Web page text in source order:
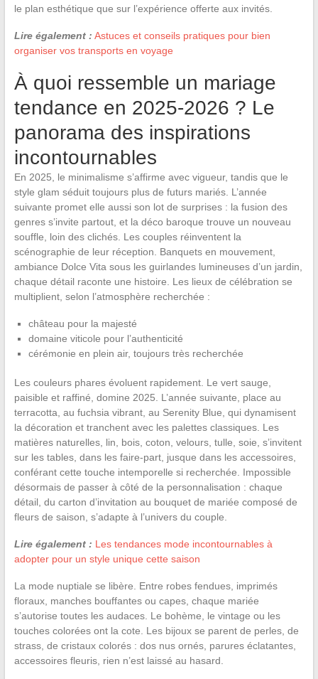
le plan esthétique que sur l’expérience offerte aux invités.
Lire également : Astuces et conseils pratiques pour bien
organiser vos transports en voyage
À quoi ressemble un mariage
tendance en 2025-2026 ? Le
panorama des inspirations
incontournables
En 2025, le minimalisme s’affirme avec vigueur, tandis que le
style glam séduit toujours plus de futurs mariés. L’année
suivante promet elle aussi son lot de surprises : la fusion des
genres s’invite partout, et la déco baroque trouve un nouveau
souffle, loin des clichés. Les couples réinventent la
scénographie de leur réception. Banquets en mouvement,
ambiance Dolce Vita sous les guirlandes lumineuses d’un jardin,
chaque détail raconte une histoire. Les lieux de célébration se
multiplient, selon l’atmosphère recherchée :
château pour la majesté
domaine viticole pour l’authenticité
cérémonie en plein air, toujours très recherchée
Les couleurs phares évoluent rapidement. Le vert sauge,
paisible et raffiné, domine 2025. L’année suivante, place au
terracotta, au fuchsia vibrant, au Serenity Blue, qui dynamisent
la décoration et tranchent avec les palettes classiques. Les
matières naturelles, lin, bois, coton, velours, tulle, soie, s’invitent
sur les tables, dans les faire-part, jusque dans les accessoires,
conférant cette touche intemporelle si recherchée. Impossible
désormais de passer à côté de la personnalisation : chaque
détail, du carton d’invitation au bouquet de mariée composé de
fleurs de saison, s’adapte à l’univers du couple.
Lire également : Les tendances mode incontournables à
adopter pour un style unique cette saison
La mode nuptiale se libère. Entre robes fendues, imprimés
floraux, manches bouffantes ou capes, chaque mariée
s’autorise toutes les audaces. Le bohème, le vintage ou les
touches colorées ont la cote. Les bijoux se parent de perles, de
strass, de cristaux colorés : dos nus ornés, parures éclatantes,
accessoires fleuris, rien n’est laissé au hasard.